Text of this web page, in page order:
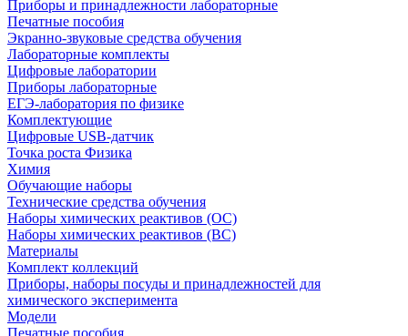
Приборы и принадлежности лабораторные
Печатные пособия
Экранно-звуковые средства обучения
Лабораторные комплекты
Цифровые лаборатории
Приборы лабораторные
ЕГЭ-лаборатория по физике
Комплектующие
Цифровые USB-датчик
Точка роста Физика
Химия
Обучающие наборы
Технические средства обучения
Наборы химических реактивов (ОС)
Наборы химических реактивов (ВС)
Материалы
Комплект коллекций
Приборы, наборы посуды и принадлежностей для
химического эксперимента
Модели
Печатные пособия